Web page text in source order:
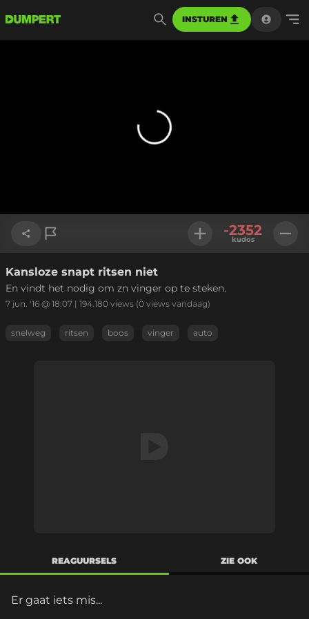
INSTUREN
Link kopiëren
-2352
kudos
Kansloze snapt ritsen niet
En vindt het nodig om zn vinger op te steken.
7 jun. '16 @ 18:07 | 194.180 views (0 views vandaag)
snelweg ritsen boos vinger auto
REAGUURSELS ZIE OOK
Er gaat iets mis...